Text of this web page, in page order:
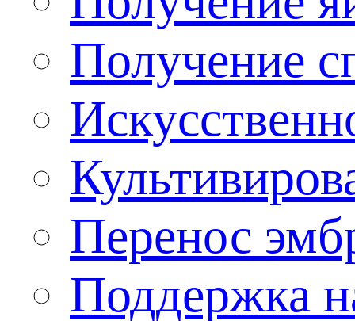
Получение
Перенос
Поддержка